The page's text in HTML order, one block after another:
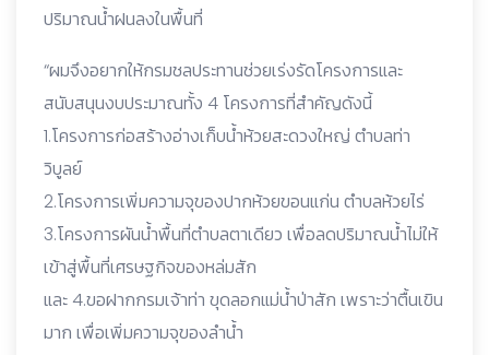
ปริมาณน้ำฝนลงในพื้นที่
“ผมจึงอยากให้กรมชลประทานช่วยเร่งรัดโครงการและ
สนับสนุนงบประมาณทั้ง 4 โครงการที่สำคัญดังนี้
1.โครงการก่อสร้างอ่างเก็บน้ำห้วยสะดวงใหญ่ ตำบลท่า
วิบูลย์
2.โครงการเพิ่มความจุของปากห้วยขอนแก่น ตำบลห้วยไร่
3.โครงการผันน้ำพื้นที่ตำบลตาเดียว เพื่อลดปริมาณน้ำไม่ให้
เข้าสู่พื้นที่เศรษฐกิจของหล่มสัก
และ 4.ขอฝากกรมเจ้าท่า ขุดลอกแม่น้ำป่าสัก เพราะว่าตื้นเขิน
มาก เพื่อเพิ่มความจุของลำน้ำ